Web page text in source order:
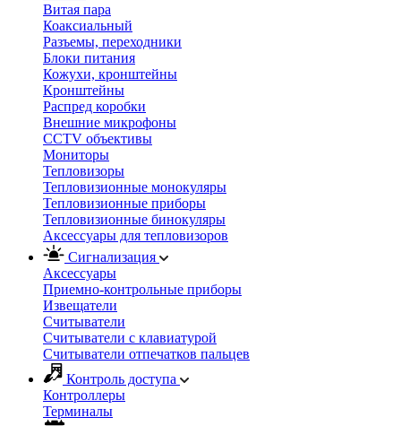
Витая пара
Коаксиальный
Разъемы, переходники
Блоки питания
Кожухи, кронштейны
Кронштейны
Распред коробки
Внешние микрофоны
CCTV объективы
Мониторы
Тепловизоры
Тепловизионные монокуляры
Тепловизионные приборы
Тепловизионные бинокуляры
Аксессуары для тепловизоров
Сигнализация
Аксессуары
Приемно-контрольные приборы
Извещатели
Считыватели
Cчитыватели с клавиатурой
Cчитыватели отпечатков пальцев
Контроль доступа
Контроллеры
Терминалы